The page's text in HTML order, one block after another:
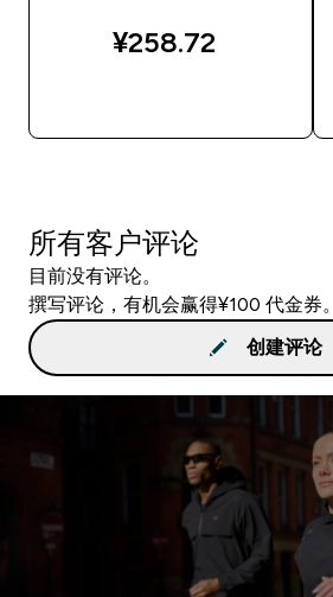
¥258.72‎
所有客户评论
目前没有评论。
撰写评论，有机会赢得¥100 代金券。
创建评论